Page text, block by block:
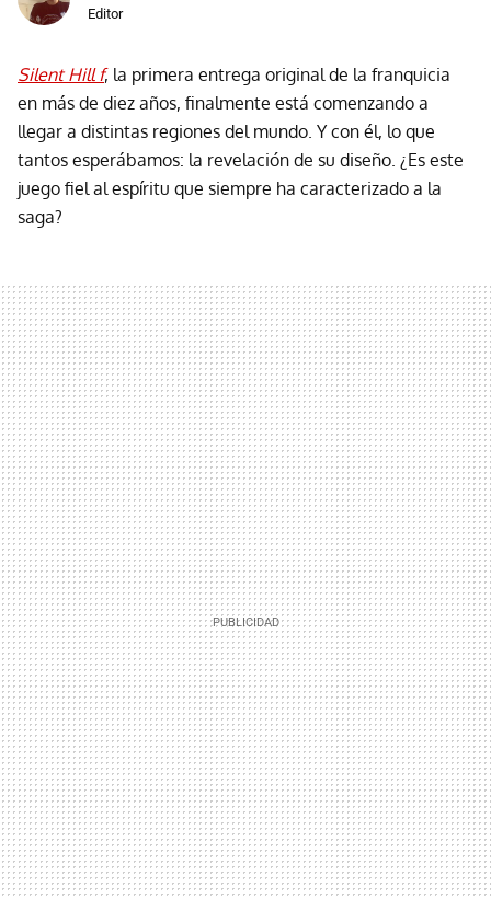
Editor
SilentHill f, la primera entrega original de la franquicia
en más de diez años, finalmente está comenzando a
llegar a distintas regiones del mundo. Y con él, lo que
tantos esperábamos: la revelación de su diseño. ¿Es este
juego fiel al espíritu que siempre ha caracterizado a la
saga?